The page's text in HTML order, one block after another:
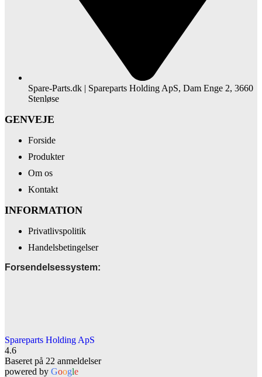
Spare-Parts.dk | Spareparts Holding ApS, Dam Enge 2, 3660
Stenløse
GENVEJE
Forside
Produkter
Om os
Kontakt
INFORMATION
Privatlivspolitik
Handelsbetingelser
Forsendelsessystem:
Spareparts Holding ApS
4.6
Baseret på 22 anmeldelser
powered by Google